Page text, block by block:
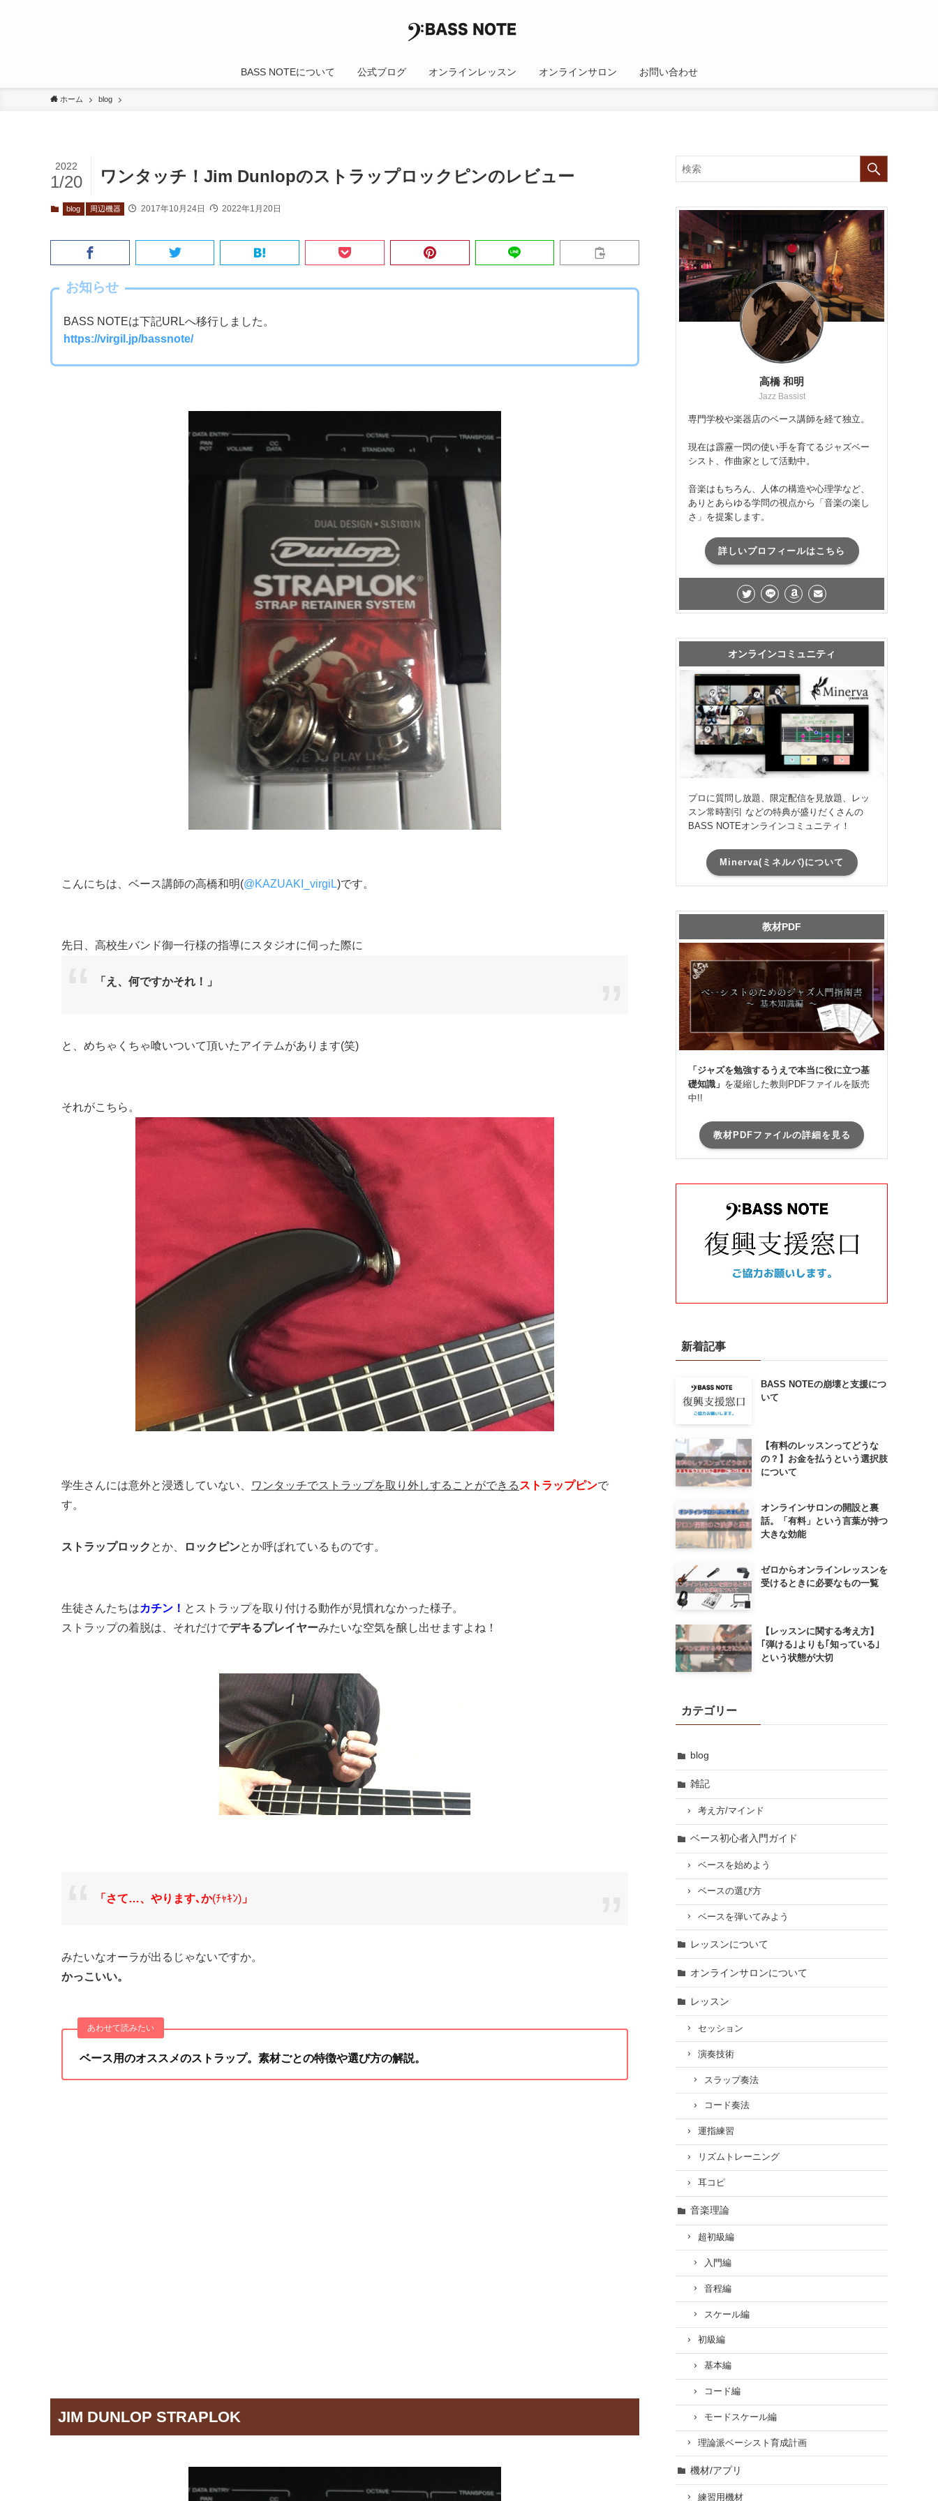
BASS NOTEについて 公式ブログ オンラインレッスン オンラインサロン お問い合わせ
ホーム blog
ワンタッチ！Jim Dunlopのストラップロックピンのレビュー
2022
1/20
blog 周辺機器 2017年10月24日 2022年1月20日
お知らせ
BASS NOTEは下記URLへ移行しました。
https://virgil.jp/bassnote/
こんにちは、ベース講師の高橋和明(@KAZUAKI_virgiL)です。
先日、高校生バンド御一行様の指導にスタジオに伺った際に
「え、何ですかそれ！」
と、めちゃくちゃ喰いついて頂いたアイテムがあります(笑)
それがこちら。
学生さんには意外と浸透していない、 ワンタッチでストラップを取り外しすることができる ストラップピンで
す。
ストラップロック とか、 ロックピンとか呼ばれているものです。
生徒さんたちはカチン！ とストラップを取り付ける動作が見慣れなかった様子。
ストラップの着脱は、それだけでデキるプレイヤーみたいな空気を醸し出せますよね！
「さて…、やります､か(ﾁｬｷﾝ) 」
みたいなオーラが出るじゃないですか。
かっこいい。
ベース用のオススメのストラップ。素材ごとの特徴や選び方の解説。
JIM DUNLOP STRAPLOK
高橋 和明
Jazz Bassist
専門学校や楽器店のベース講師を経て独立。
現在は霹靂一閃の使い手を育てるジャズベー
シスト、作曲家として活動中。
音楽はもちろん、人体の構造や心理学など、
ありとあらゆる学問の視点から「音楽の楽し
さ」を提案します。
詳しいプロフィールはこちら
オンラインコミュニティ
プロに質問し放題、限定配信を見放題、レッ
スン常時割引 などの特典が盛りだくさんの
BASS NOTEオンラインコミュニティ！
Minerva(ミネルバ)について
教材PDF
「ジャズを勉強するうえで本当に役に立つ基
礎知識」 を凝縮した教則PDFファイルを販売
中!!
教材PDFファイルの詳細を見る
新着記事
BASS NOTEの崩壊と支援につ
いて
【有料のレッスンってどうな
の？】お金を払うという選択肢
について
オンラインサロンの開設と裏
話。「有料」という言葉が持つ
大きな効能
ゼロからオンラインレッスンを
受けるときに必要なもの一覧
【レッスンに関する考え方】
｢弾ける｣よりも｢知っている｣
という状態が大切
カテゴリー
blog
雑記
考え方/マインド
ベース初心者入門ガイド
ベースを始めよう
ベースの選び方
ベースを弾いてみよう
レッスンについて
オンラインサロンについて
レッスン
セッション
演奏技術
スラップ奏法
コード奏法
運指練習
リズムトレーニング
耳コピ
音楽理論
超初級編
入門編
音程編
スケール編
初級編
基本編
コード編
モードスケール編
理論派ベーシスト育成計画
機材/アプリ
練習用機材